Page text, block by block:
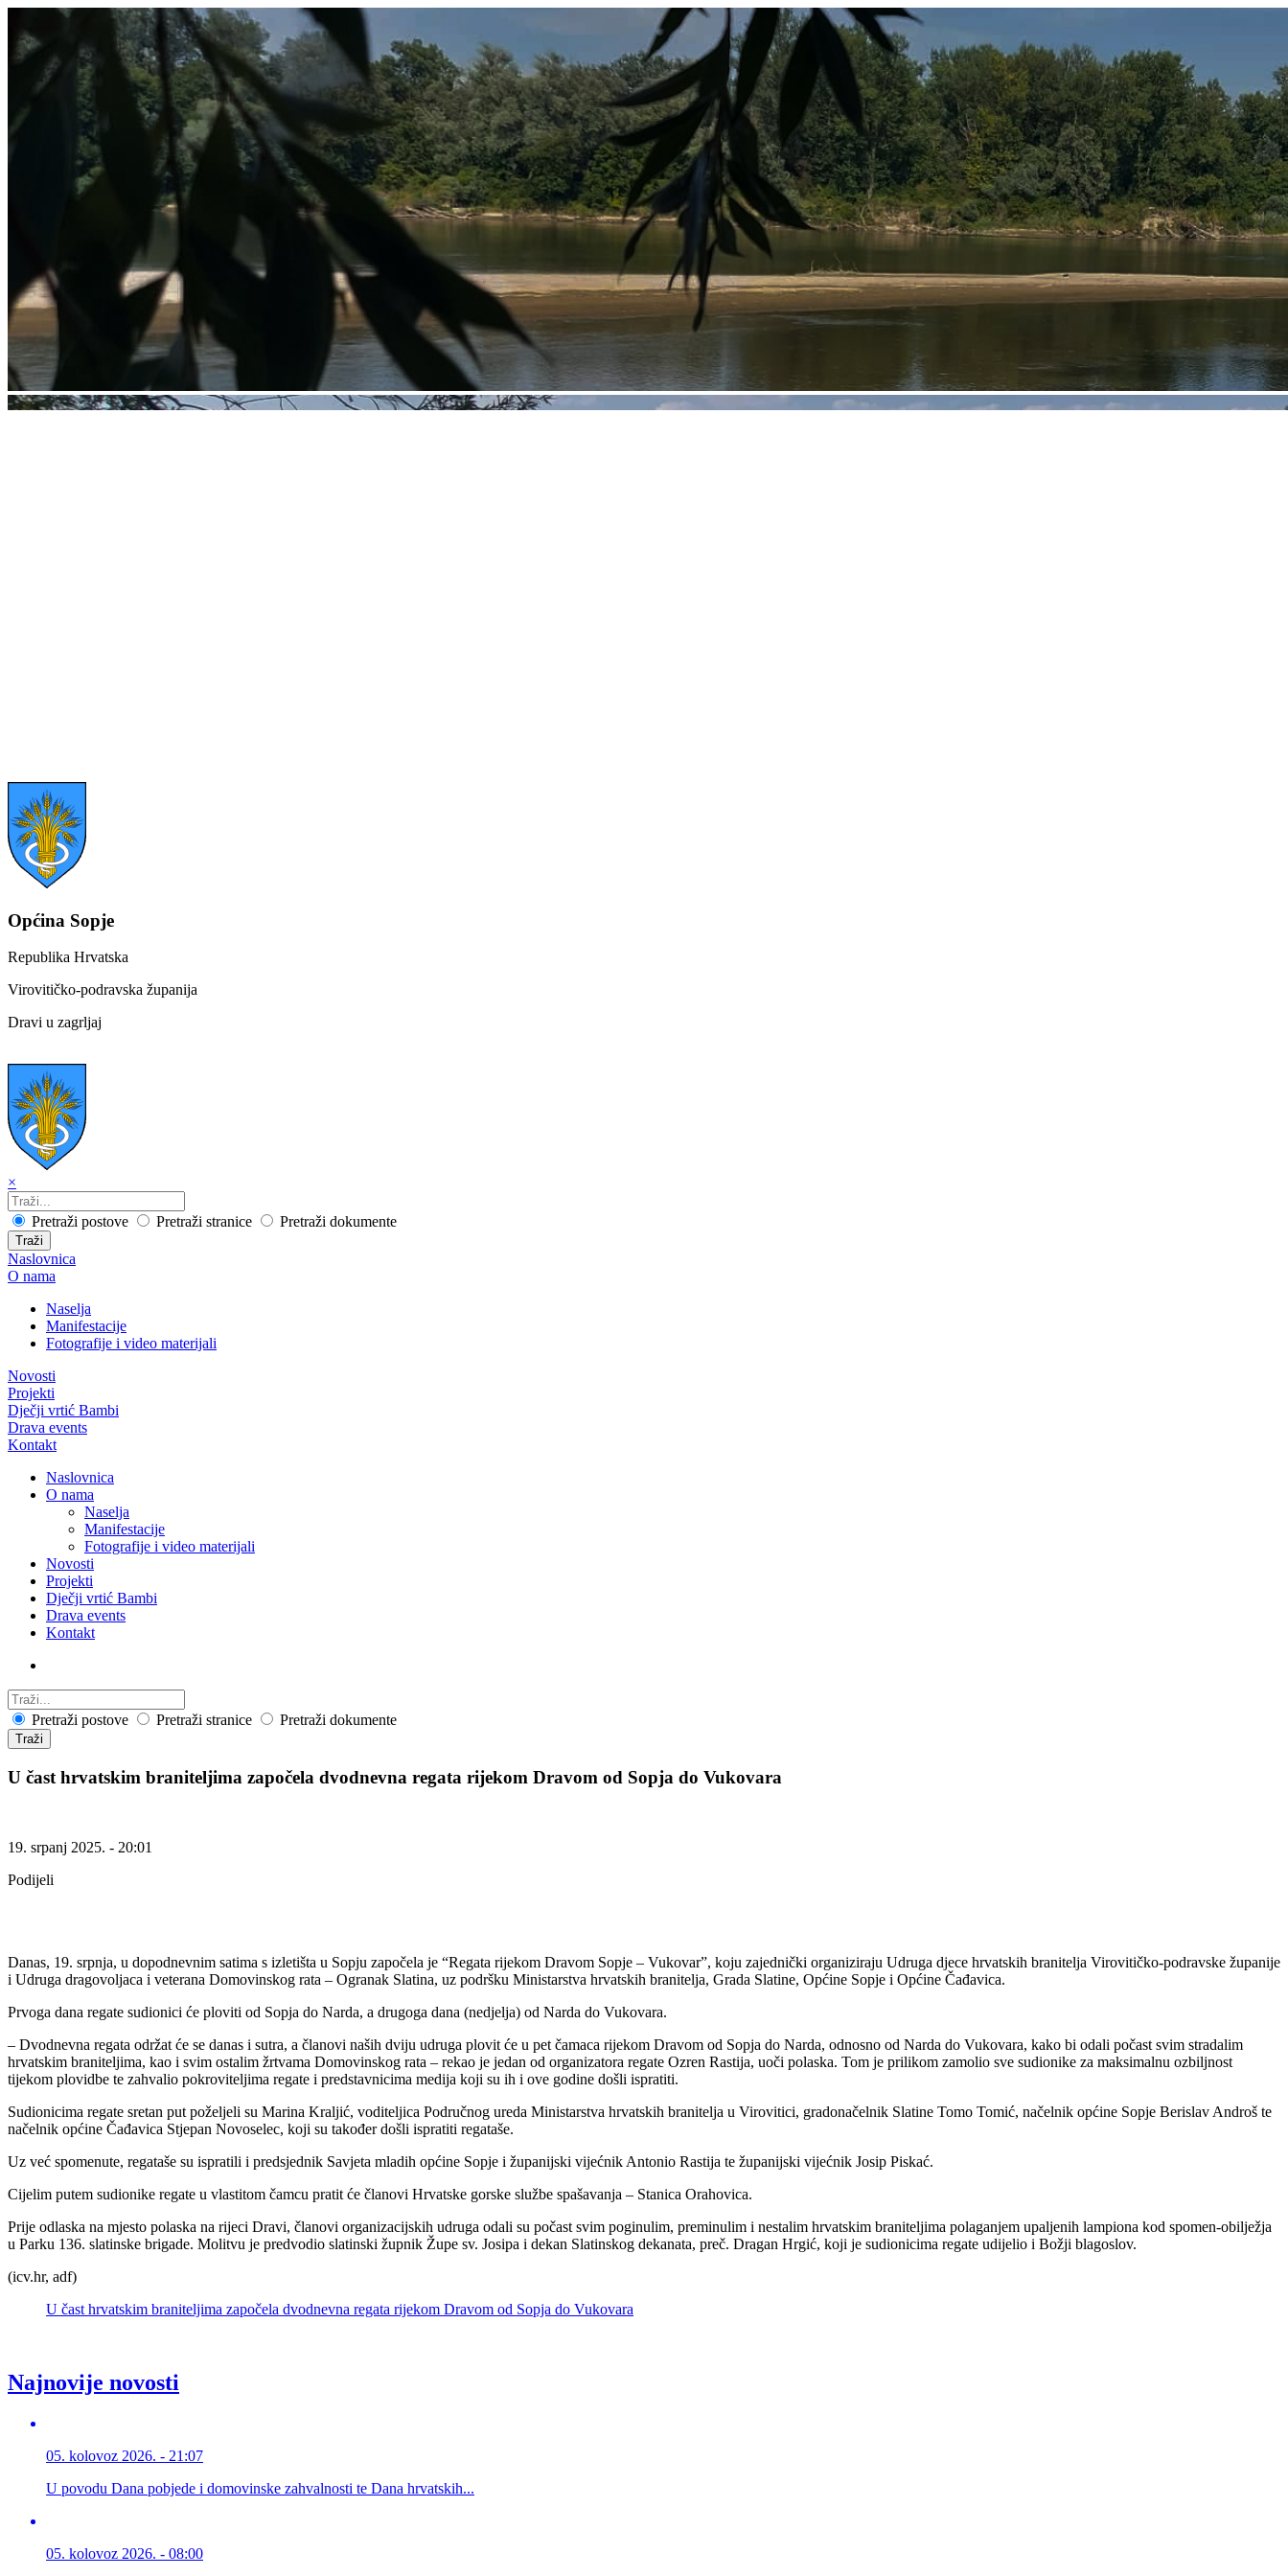
Općina Sopje
Republika Hrvatska
Virovitičko-podravska županija
Dravi u zagrljaj
×
Pretraži postove Pretraži stranice Pretraži dokumente
Traži
Naslovnica
O nama
Naselja
Manifestacije
Fotografije i video materijali
Novosti
Projekti
Dječji vrtić Bambi
Drava events
Kontakt
Naslovnica
O nama
Naselja
Manifestacije
Fotografije i video materijali
Novosti
Projekti
Dječji vrtić Bambi
Drava events
Kontakt
Pretraži postove Pretraži stranice Pretraži dokumente
Traži
U čast hrvatskim braniteljima započela dvodnevna regata rijekom Dravom od Sopja do Vukovara
19. srpanj 2025. - 20:01
Podijeli
Danas, 19. srpnja, u dopodnevnim satima s izletišta u Sopju započela je “Regata rijekom Dravom Sopje – Vukovar”, koju zajednički organiziraju Udruga djece hrvatskih branitelja Virovitičko-podravske županije
i Udruga dragovoljaca i veterana Domovinskog rata – Ogranak Slatina, uz podršku Ministarstva hrvatskih branitelja, Grada Slatine, Općine Sopje i Općine Čađavica.
Prvoga dana regate sudionici će ploviti od Sopja do Narda, a drugoga dana (nedjelja) od Narda do Vukovara.
– Dvodnevna regata održat će se danas i sutra, a članovi naših dviju udruga plovit će u pet čamaca rijekom Dravom od Sopja do Narda, odnosno od Narda do Vukovara, kako bi odali počast svim stradalim
hrvatskim braniteljima, kao i svim ostalim žrtvama Domovinskog rata – rekao je jedan od organizatora regate Ozren Rastija, uoči polaska. Tom je prilikom zamolio sve sudionike za maksimalnu ozbiljnost
tijekom plovidbe te zahvalio pokroviteljima regate i predstavnicima medija koji su ih i ove godine došli ispratiti.
Sudionicima regate sretan put poželjeli su Marina Kraljić, voditeljica Područnog ureda Ministarstva hrvatskih branitelja u Virovitici, gradonačelnik Slatine Tomo Tomić, načelnik općine Sopje Berislav Androš te
načelnik općine Čađavica Stjepan Novoselec, koji su također došli ispratiti regataše.
Uz već spomenute, regataše su ispratili i predsjednik Savjeta mladih općine Sopje i županijski vijećnik Antonio Rastija te županijski vijećnik Josip Piskać.
Cijelim putem sudionike regate u vlastitom čamcu pratit će članovi Hrvatske gorske službe spašavanja – Stanica Orahovica.
Prije odlaska na mjesto polaska na rijeci Dravi, članovi organizacijskih udruga odali su počast svim poginulim, preminulim i nestalim hrvatskim braniteljima polaganjem upaljenih lampiona kod spomen-obilježja
u Parku 136. slatinske brigade. Molitvu je predvodio slatinski župnik Župe sv. Josipa i dekan Slatinskog dekanata, preč. Dragan Hrgić, koji je sudionicima regate udijelio i Božji blagoslov.
(icv.hr, adf)
U čast hrvatskim braniteljima započela dvodnevna regata rijekom Dravom od Sopja do Vukovara
Najnovije novosti
05. kolovoz 2026. - 21:07
U povodu Dana pobjede i domovinske zahvalnosti te Dana hrvatskih...
05. kolovoz 2026. - 08:00